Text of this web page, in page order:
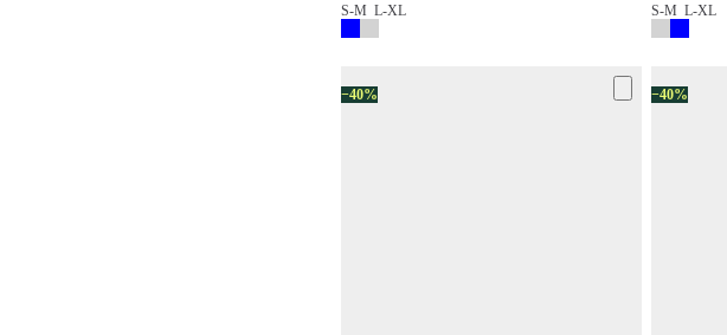
S-M L-XL S-M L-XL
−40% −40%